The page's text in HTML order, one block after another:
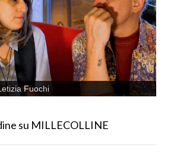
Fuochi
su MILLECOLLINE